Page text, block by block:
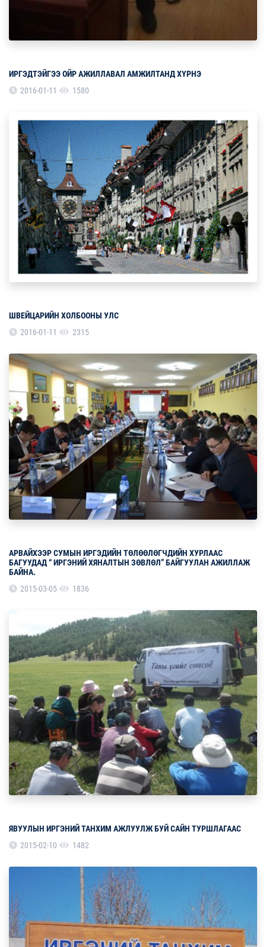
ИРГЭДТЭЙГЭЭ ОЙР АЖИЛЛАВАЛ АМЖИЛТАНД ХҮРНЭ
2016-01-11
1580
ШВЕЙЦАРИЙН ХОЛБООНЫ УЛС
2016-01-11
2315
АРВАЙХЭЭР СУМЫН ИРГЭДИЙН ТӨЛӨӨЛӨГЧДИЙН ХУРЛААС
БАГУУДАД “ ИРГЭНИЙ ХЯНАЛТЫН ЗӨВЛӨЛ” БАЙГУУЛАН АЖИЛЛАЖ
БАЙНА.
2015-03-05
1836
ЯВУУЛЫН ИРГЭНИЙ ТАНХИМ АЖЛУУЛЖ БУЙ САЙН ТУРШЛАГААС
2015-02-10
1482